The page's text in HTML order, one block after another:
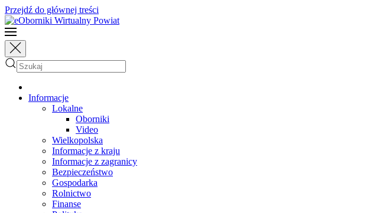
Przejdź do głównej treści
Informacje
Lokalne
Oborniki
Video
Wielkopolska
Informacje z kraju
Informacje z zagranicy
Bezpieczeństwo
Gospodarka
Rolnictwo
Finanse